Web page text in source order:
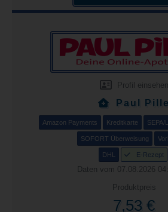
Profil einsehen
Paul Pille
Amazon Payments Kreditkarte SEPA/
SOFORT Überweisung
DHL E-Rezept
Daten vom 07.08.2026
Produktpreis
7,53 €